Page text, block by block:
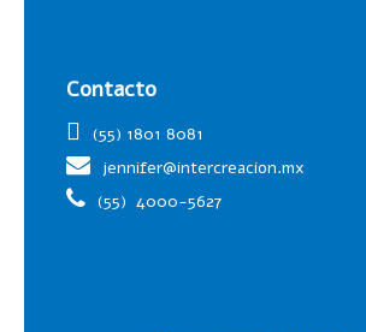
Contacto
(55) 1801 8081
jennifer@intercreacion.mx
(55) 4000-5627